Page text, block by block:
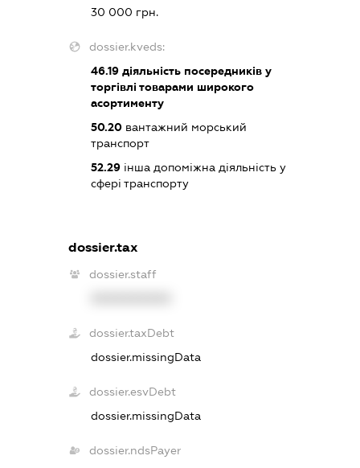
30 000 грн.
dossier.kveds:
46.19діяльність посередників у
торгівлі товарами широкого
асортименту
50.20вантажний морський
транспорт
52.29інша допоміжна діяльність у
сфері транспорту
dossier.tax
dossier.staff
dossier.taxDebt
dossier.missingData
dossier.esvDebt
dossier.missingData
dossier.ndsPayer